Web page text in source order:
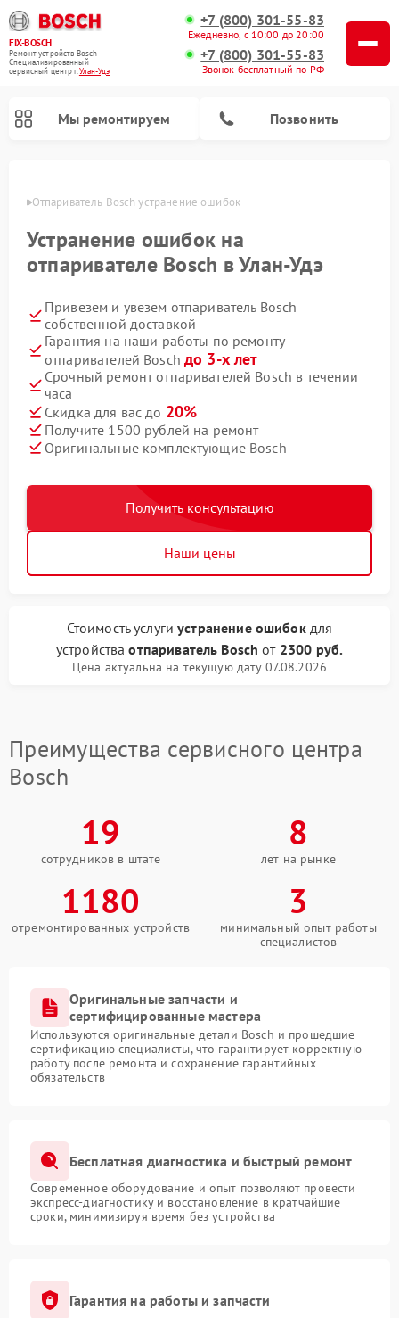
FIX-BOSCH
Ремонт устройств Bosch
Специализированный
cервисный центр г.Улан-Удэ
+7 (800) 301-55-83
Ежедневно, с 10:00 до 20:00
+7 (800) 301-55-83
Звонок бесплатный по РФ
Мы ремонтируем Позвонить
Отпариватель Bosch устранение ошибок
Устранение ошибок на
отпаривателе Bosch в Улан-Удэ
Привезем и увезем отпариватель Bosch
собственной доставкой
Гарантия на наши работы по ремонту
отпаривателей Boschдо 3-х лет
Срочный ремонт отпаривателей Bosch в течении
часа
Скидка для вас до 20%
Получите 1500 рублей на ремонт
Оригинальные комплектующие Bosch
Получить консультацию
Наши цены
Стоимость услугиустранение ошибокдля
устройстваотпариватель Bosch от 2300 руб.
Цена актуальна на текущую дату 07.08.2026
Преимущества сервисного центра
Bosch
19
сотрудников в штате
8
лет на рынке
1180
отремонтированных устройств
3
минимальный опыт работы
специалистов
Оригинальные запчасти и
сертифицированные мастера
Используются оригинальные детали Bosch и прошедшие
сертификацию специалисты, что гарантирует корректную
работу после ремонта и сохранение гарантийных
обязательств
Бесплатная диагностика и быстрый ремонт
Современное оборудование и опыт позволяют провести
экспресс-диагностику и восстановление в кратчайшие
сроки, минимизируя время без устройства
Гарантия на работы и запчасти